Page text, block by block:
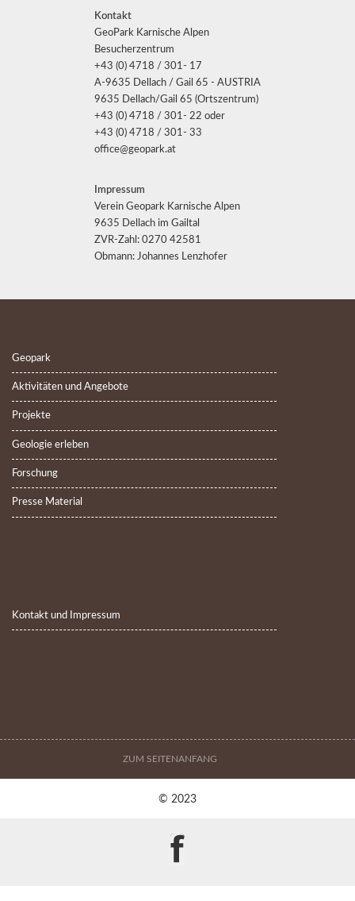
Kontakt
GeoPark Karnische Alpen
Besucherzentrum
+43 (0) 4718 / 301- 17
A-9635 Dellach / Gail 65 - AUSTRIA
9635 Dellach/Gail 65 (Ortszentrum)
+43 (0) 4718 / 301- 22 oder
+43 (0) 4718 / 301- 33
office@geopark.at
Impressum
Verein Geopark Karnische Alpen
9635 Dellach im Gailtal
ZVR-Zahl: 0270 42581
Obmann: Johannes Lenzhofer
Geopark
Aktivitäten und Angebote
Projekte
Geologie erleben
Forschung
Presse Material
Kontakt und Impressum
ZUM SEITENANFANG
© 2023